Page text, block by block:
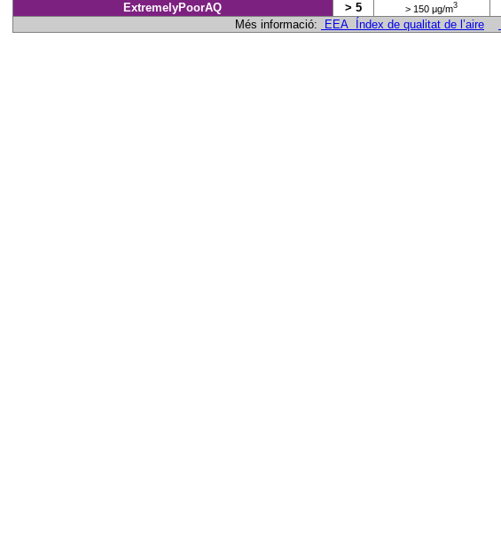
ExtremelyPoorAQ > 5 > 150 μg/m3
Més informació: EEA Índex de qualitat de l’aire